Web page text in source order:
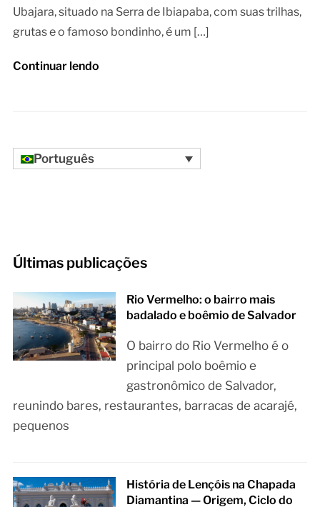
Ubajara, situado na Serra de Ibiapaba, com suas trilhas,
grutas e o famoso bondinho, é um […]
Continuar lendo
Português
Últimas publicações
Rio Vermelho: o bairro mais
badalado e boêmio de Salvador
O bairro do Rio Vermelho é o
principal polo boêmio e
gastronômico de Salvador,
reunindo bares, restaurantes, barracas de acarajé,
pequenos
História de Lençóis na Chapada
Diamantina — Origem, Ciclo do